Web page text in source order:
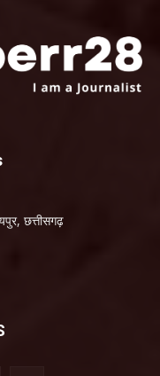
छत्तीसगढ़